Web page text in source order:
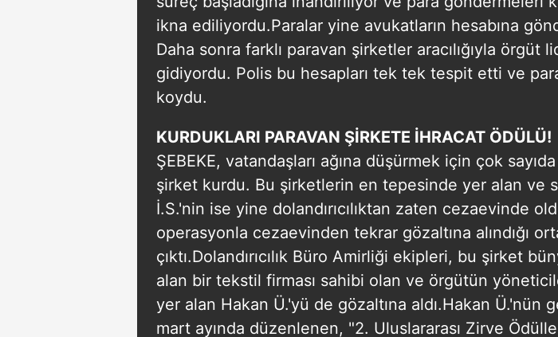
mevzuata uygun olarak kullanılan çerezlerle ilgili bilgi almak için
ikna ediliyordu.Paralar yine avukatların hesabına
Daha sonra farklı paravan şirketler aracılığıyla örgüt
gidiyordu. Polis bu hesapları tek tek tespit etti ve
koydu.
KURDUKLARI PARAVAN ŞİRKETE İHRACAT ÖDÜLÜ!
ŞEBEKE, vatandaşları ağına düşürmek için çok
şirket kurdu. Bu şirketlerin en tepesinde yer alan ve
İ.S.'nin ise yine dolandırıcılıktan zaten cezaevinde
operasyonla cezaevinden tekrar gözaltına alındığı
çıktı.Dolandırıcılık Büro Amirliği ekipleri, bu şirket
alan bir tekstil firması sahibi olan ve örgütün
yer alan Hakan Ü.'yü de gözaltına aldı.Hakan Ü.'nün
mart ayında düzenlenen, "2. Uluslararası Zirve